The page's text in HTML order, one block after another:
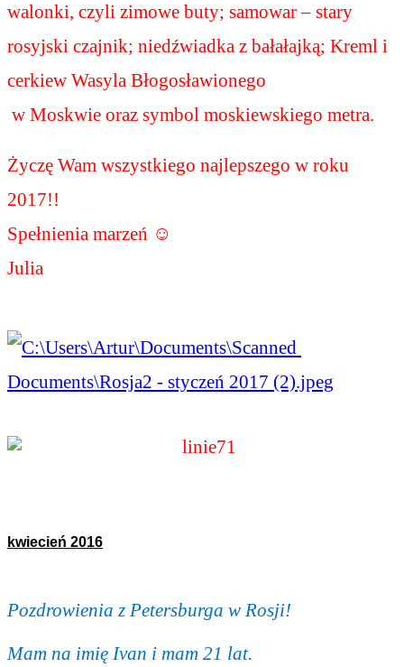
walonki, czyli zimowe buty; samowar – stary
rosyjski czajnik; niedźwiadka z bałałajką; Kreml i
cerkiew Wasyla Błogosławionego
w Moskwie oraz symbol moskiewskiego metra.
Życzę Wam wszystkiego najlepszego w roku
2017!!
Spełnienia marzeń ☺
Julia
kwiecień 2016
Pozdrowienia z Petersburga w Rosji!
Mam na imię Ivan i mam 21 lat.